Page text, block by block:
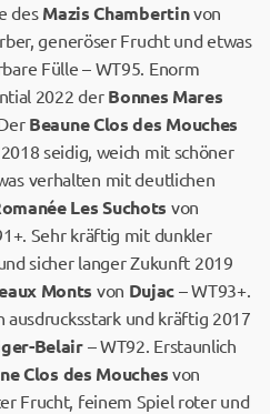
des Mazis Chambertinvon
generöser Frucht und etwas
Fülle – WT95. Enorm
2022 der Bonnes Mares
Beaune Clos des Mouches
seidig, weich mit schöner
verhalten mit deutlichen
Les Suchots von
Sehr kräftig mit dunkler
sicher langer Zukunft 2019
Monts von Dujac – WT93+.
ausdrucksstark und kräftig 2017
Belair– WT92. Erstaunlich
Clos des Mouchesvon
Frucht, feinem Spiel roter und